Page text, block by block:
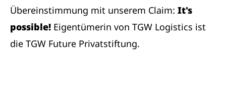
Übereinstimmung mit unserem Claim: It's
possible! Eigentümerin von TGW Logistics ist
die TGW Future Privatstiftung.